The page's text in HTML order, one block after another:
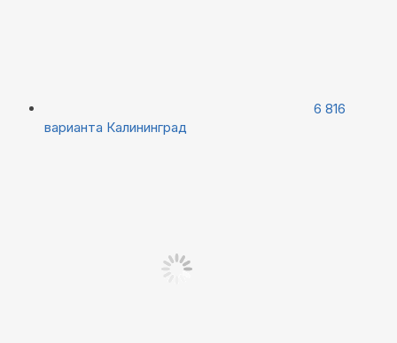
6 816
варианта Калининград